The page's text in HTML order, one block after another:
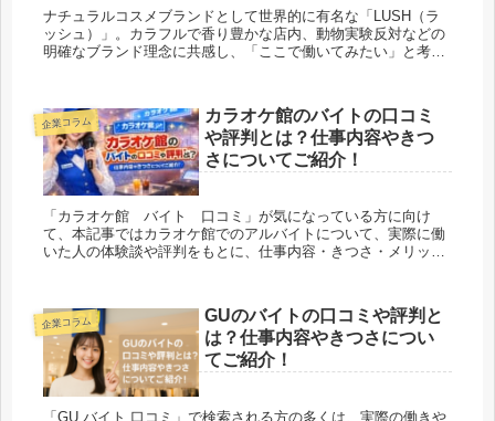
ナチュラルコスメブランドとして世界的に有名な「LUSH（ラ
ッシュ）」。カラフルで香り豊かな店内、動物実験反対などの
明確なブランド理念に共感し、「ここで働いてみたい」と考え
企業コラム
カラオケ館のバイトの口コミ
や評判とは？仕事内容やきつ
さについてご紹介！
「カラオケ館 バイト 口コミ」が気になっている方に向け
て、本記事ではカラオケ館でのアルバイトについて、実際に働
いた人の体験談や評判をもとに、仕事内容・きつさ・メリット
企業コラム
GUのバイトの口コミや評判と
は？仕事内容やきつさについ
てご紹介！
「GU バイト 口コミ」で検索される方の多くは、実際の働きや